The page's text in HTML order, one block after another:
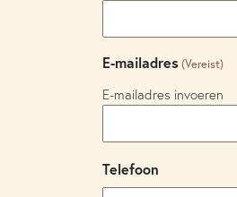
E-mailadres (Vereist)
E-mailadres invoeren
Telefoon